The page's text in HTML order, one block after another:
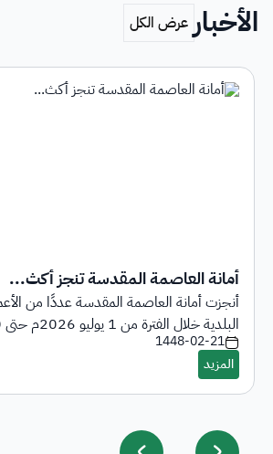
الأخبار
أمانة العاصمة المقدسة تنجز أكث...
أنجزت أمانة العاصمة المقدسة عددًا من
البلدية خلال الفترة من 1 يوليو 2026م حتى 30 يو...
1448-02-21